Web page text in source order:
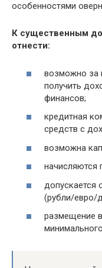
особенностями
К существенным
отнести:
возможно за
получить
финансов;
кредитная
средств с
возможна
начисляются
допускается
(рубли/евро/
размещение